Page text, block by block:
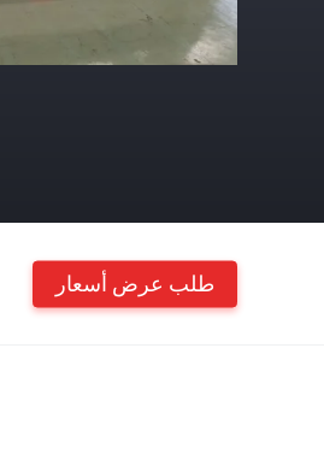
طلب عرض أسعار